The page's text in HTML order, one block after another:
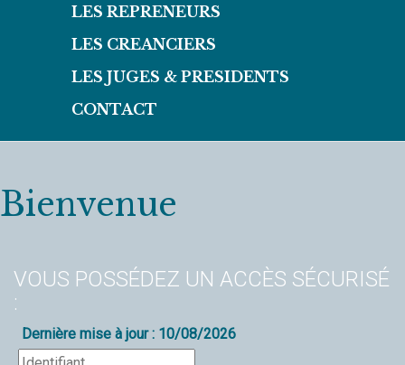
LES REPRENEURS
LES CREANCIERS
LES JUGES & PRESIDENTS
CONTACT
Bienvenue
VOUS POSSÉDEZ UN ACCÈS SÉCURISÉ
:
Dernière mise à jour : 10/08/2026